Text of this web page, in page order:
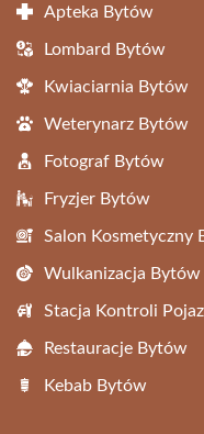
Apteka Bytów
Lombard Bytów
Kwiaciarnia Bytów
Weterynarz Bytów
Fotograf Bytów
Fryzjer Bytów
Salon Kosmetyczny
Wulkanizacja Bytów
Stacja Kontroli
Restauracje Bytów
Kebab Bytów